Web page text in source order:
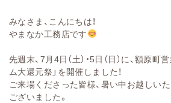
みなさま、こんにちは！
やまなか工務店です
先週末、7月4日（土）・5日（日）に、額原
ム大還元祭」を開催しました！
ご来場くださった皆様、暑い中お越しい
ございました。